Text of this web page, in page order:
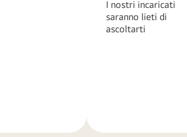
I nostri incaricati
saranno lieti di
ascoltarti